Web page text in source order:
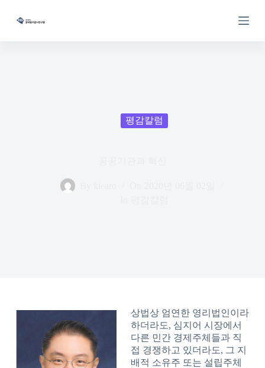
평감칼럼
상법상 엄연한 영리법인이라
하더라도, 심지어 시장에서
다른 민간 경제주체들과 직
접 경쟁하고 있더라도, 그 지
배적 소유주 또는 설립주체